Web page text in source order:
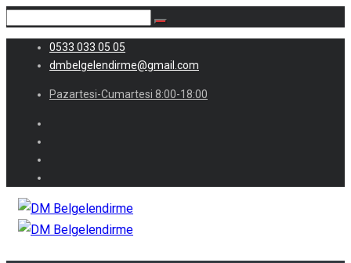
0533 033 05 05
dmbelgelendirme@gmail.com
Pazartesi-Cumartesi 8:00-18:00